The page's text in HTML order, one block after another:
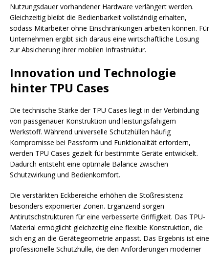
Nutzungsdauer vorhandener Hardware verlängert werden.
Gleichzeitig bleibt die Bedienbarkeit vollständig erhalten,
sodass Mitarbeiter ohne Einschränkungen arbeiten können. Für
Unternehmen ergibt sich daraus eine wirtschaftliche Lösung
zur Absicherung ihrer mobilen Infrastruktur.
Innovation und Technologie
hinter TPU Cases
Die technische Stärke der TPU Cases liegt in der Verbindung
von passgenauer Konstruktion und leistungsfähigem
Werkstoff. Während universelle Schutzhüllen häufig
Kompromisse bei Passform und Funktionalität erfordern,
werden TPU Cases gezielt für bestimmte Geräte entwickelt.
Dadurch entsteht eine optimale Balance zwischen
Schutzwirkung und Bedienkomfort.
Die verstärkten Eckbereiche erhöhen die Stoßresistenz
besonders exponierter Zonen. Ergänzend sorgen
Antirutschstrukturen für eine verbesserte Griffigkeit. Das TPU-
Material ermöglicht gleichzeitig eine flexible Konstruktion, die
sich eng an die Gerätegeometrie anpasst. Das Ergebnis ist eine
professionelle Schutzhülle, die den Anforderungen moderner